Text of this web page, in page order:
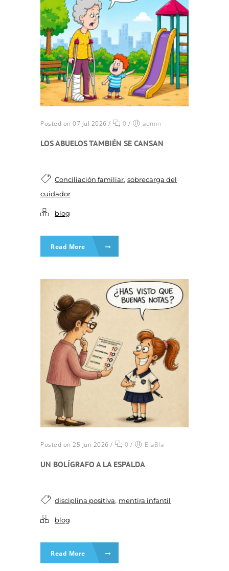
Posted on 07 Jul 2026 / 0 / admin
LOS ABUELOS TAMBIÉN SE CANSAN
Conciliación familiar, sobrecarga del
cuidador
blog
Read More
Posted on 25 Jun 2026 / 0 / BlaBla
UN BOLÍGRAFO A LA ESPALDA
disciplina positiva, mentira infantil
blog
Read More